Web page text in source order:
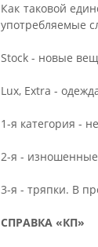
Как таковой
употребляемые
Stock - новые
Lux, Extra -
1-я категория -
2-я -
3-я - тряпки. В
СПРАВКА «КП»